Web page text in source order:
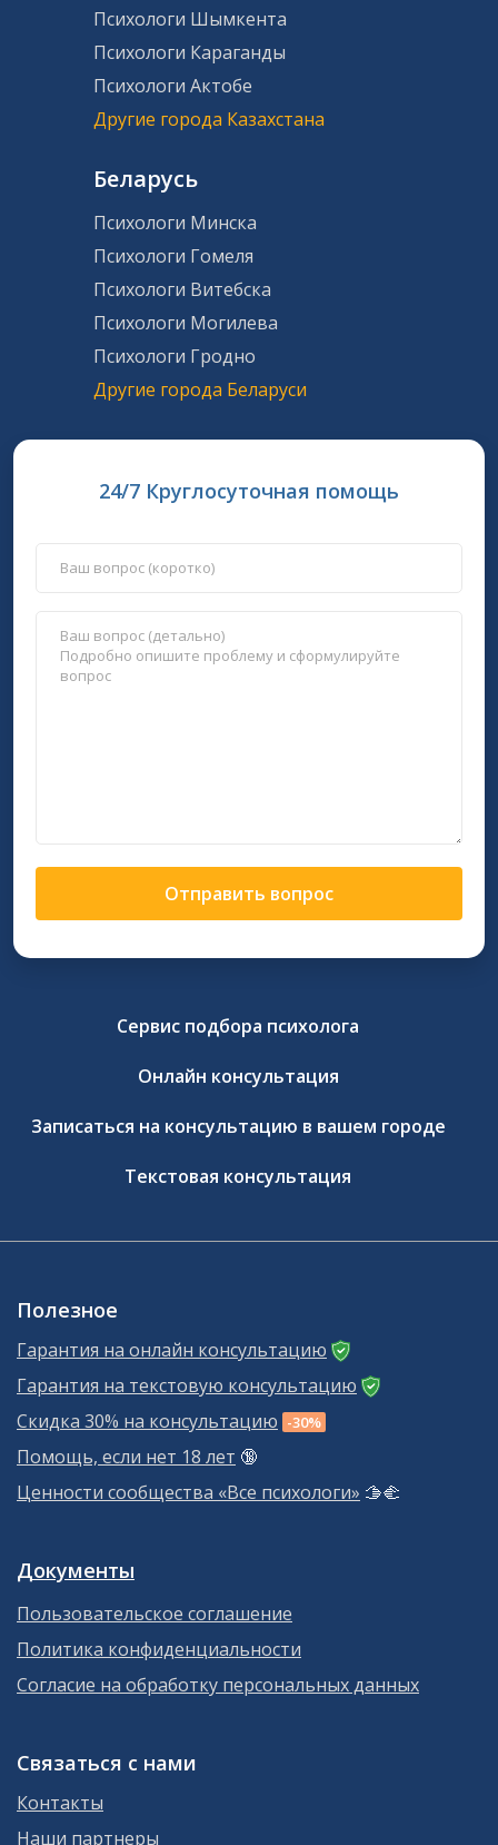
Психологи Шымкента
Психологи Караганды
Психологи Актобе
Другие города Казахстана
Беларусь
Психологи Минска
Психологи Гомеля
Психологи Витебска
Психологи Могилева
Психологи Гродно
Другие города Беларуси
24/7 Круглосуточная помощь
Отправить вопрос
Сервис подбора психолога
Онлайн консультация
Записаться на консультацию в вашем городе
Текстовая консультация
Полезное
Гарантия на онлайн консультацию
Гарантия на текстовую консультацию
Скидка 30% на консультацию -30%
Помощь, если нет 18 лет 🔞
Ценности сообщества «Все психологи» 🫱‍🫲
Документы
Пользовательское соглашение
Политика конфиденциальности
Согласие на обработку персональных данных
Связаться с нами
Контакты
Наши партнеры